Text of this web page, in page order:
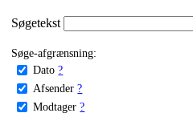
Søgetekst
Søge-afgrænsning:
Dato ?
Afsender ?
Modtager ?